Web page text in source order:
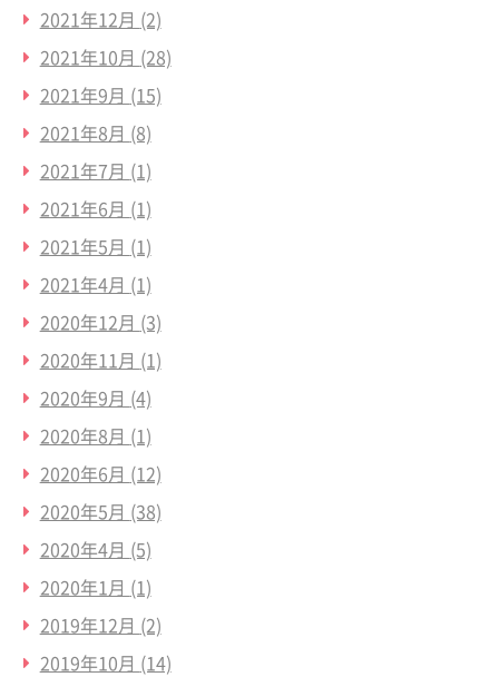
2021年12月 (2)
2021年10月 (28)
2021年9月 (15)
2021年8月 (8)
2021年7月 (1)
2021年6月 (1)
2021年5月 (1)
2021年4月 (1)
2020年12月 (3)
2020年11月 (1)
2020年9月 (4)
2020年8月 (1)
2020年6月 (12)
2020年5月 (38)
2020年4月 (5)
2020年1月 (1)
2019年12月 (2)
2019年10月 (14)